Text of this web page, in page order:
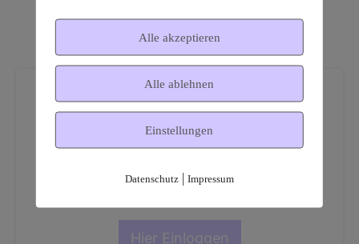
Dies ist ein geschützter
Mitgliederbereich!
Hier Einloggen
Alle akzeptieren
Alle ablehnen
Einstellungen
Datenschutz| Impressum